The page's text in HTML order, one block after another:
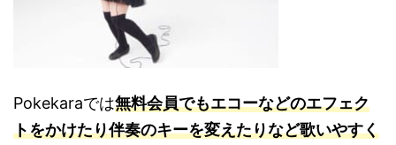
Pokekaraでは無料会員でもエコーなどのエフェク
トをかけたり伴奏のキーを変えたりなど歌いやすく